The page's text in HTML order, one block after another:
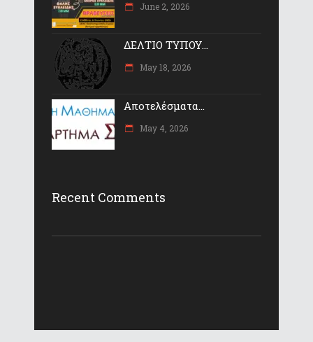
June 2, 2026
ΔΕΛΤΙΟ ΤΥΠΟΥ...
May 18, 2026
Αποτελέσματα...
May 4, 2026
Recent Comments